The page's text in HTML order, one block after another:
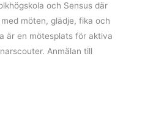
och Sensus där
möten, glädje, fika och
är en mötesplats för aktiva
Anmälan till